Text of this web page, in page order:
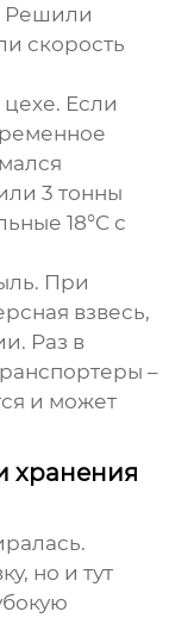
Решили
скорость
Если
3 тонны
18°C с
При
взвесь,
Раз в
–
и может
хранения
но и тут